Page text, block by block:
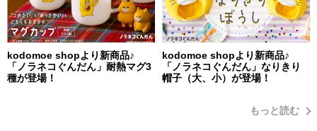
kodomoe shopより新商品♪
「ノラネコぐんだん」耐熱マグ3
種が登場！
kodomoe shopより新商品♪
「ノラネコぐんだん」なりきり
帽子（大、小）が登場！
もっと読む